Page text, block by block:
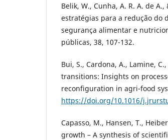
Belik, W., Cunha, A. R. A. de
estratégias para a redução do
segurança alimentar e
públicas, 38, 107-132.
Bui, S., Cardona, A., Lamine,
transitions: Insights on
reconfiguration in agri-food
https://doi.org/10.1016/
Capasso, M., Hansen, T.,
growth – A synthesis of